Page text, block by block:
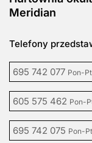
Meridian
Telefony
695 742 077 Pon-
605 575 462 Pon-
695 742 075 Pon-